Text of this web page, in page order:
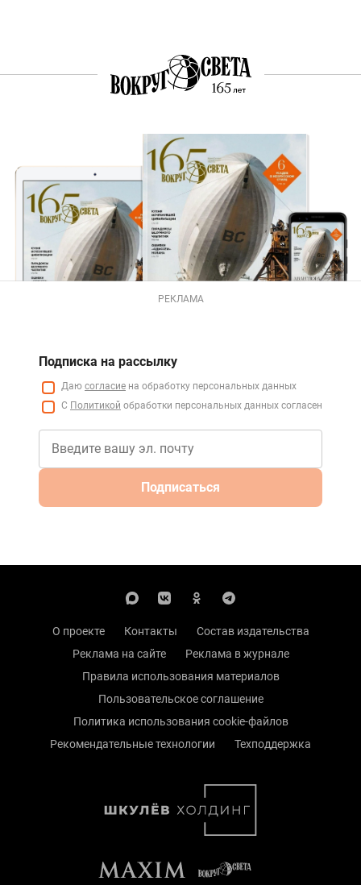
РЕКЛАМА
Подписка на рассылку
Даю согласие на обработку персональных данных
С Политикой обработки персональных данных согласен
Подписаться
О проекте Контакты
Состав издательства
Реклама на сайте
Реклама в журнале
Правила использования материалов
Пользовательское соглашение
Политика использования cookie-файлов
Рекомендательные технологии
Техподдержка